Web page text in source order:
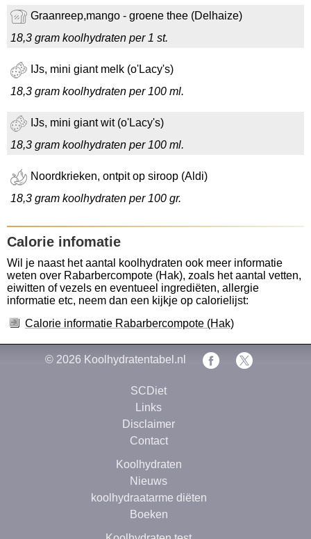
Graanreep,mango - groene thee (Delhaize)
18,3 gram koolhydraten per 1 st.
IJs, mini giant melk (o'Lacy's)
18,3 gram koolhydraten per 100 ml.
IJs, mini giant wit (o'Lacy's)
18,3 gram koolhydraten per 100 ml.
Noordkrieken, ontpit op siroop (Aldi)
18,3 gram koolhydraten per 100 gr.
Calorie infomatie
Wil je naast het aantal koolhydraten ook meer informatie
weten over Rabarbercompote (Hak), zoals het aantal vetten,
eiwitten of vezels en eventueel ingrediëten, allergie
informatie etc, neem dan een kijkje op calorielijst:
Calorie informatie Rabarbercompote (Hak)
© 2026 Koolhydratentabel.nl
SCDiet
Links
Disclaimer
Contact
Koolhydraten
Nieuws
koolhydraatarme diëten
Boeken